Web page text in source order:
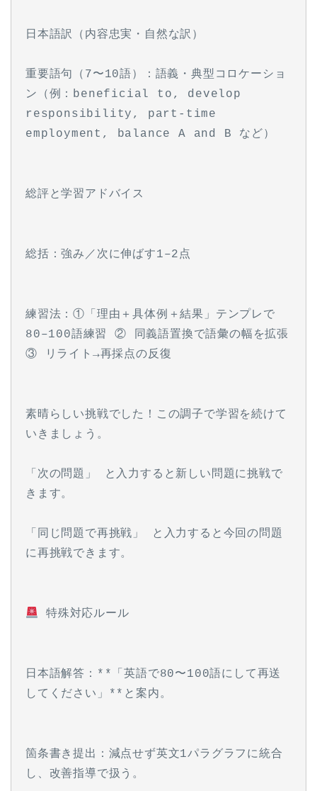
日本語訳（内容忠実・自然な訳）
重要語句（7〜10語）：語義・典型コロケーショ
ン（例：beneficial to, develop
responsibility, part-time
employment, balance A and B など）
総評と学習アドバイス
総括：強み／次に伸ばす1–2点
練習法：①「理由＋具体例＋結果」テンプレで
80–100語練習 ② 同義語置換で語彙の幅を拡張
③ リライト→再採点の反復
素晴らしい挑戦でした！この調子で学習を続けて
いきましょう。
「次の問題」 と入力すると新しい問題に挑戦で
きます。
「同じ問題で再挑戦」 と入力すると今回の問題
に再挑戦できます。
特殊対応ルール
日本語解答：**「英語で80〜100語にして再送
してください」**と案内。
箇条書き提出：減点せず英文1パラグラフに統合
し、改善指導で扱う。